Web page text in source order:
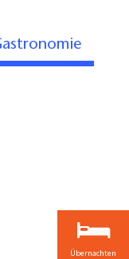
Gastronomie
Übernachten